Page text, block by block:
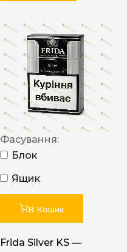
Фасування:
Блок
Ящик
В Кошик
Frida Silver KS —